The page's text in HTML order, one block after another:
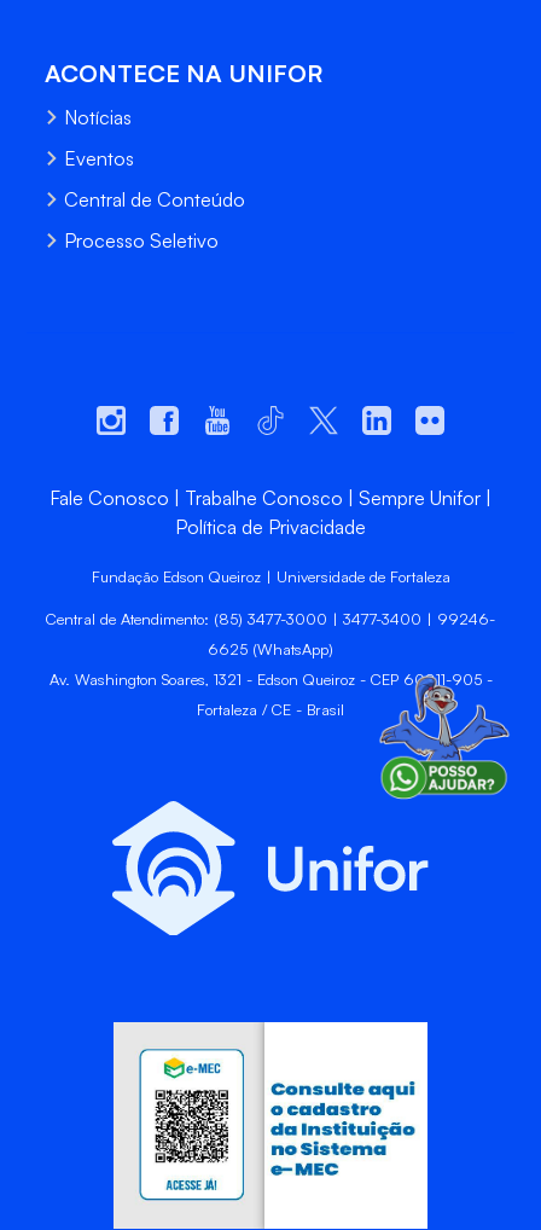
ACONTECE NA UNIFOR
Notícias
Eventos
Central de Conteúdo
Processo Seletivo
Fale Conosco Trabalhe Conosco
Sempre Unifor
Política de Privacidade
Fundação Edson Queiroz | Universidade de Fortaleza
Central de Atendimento: (85) 3477-3000 | 3477-3400 | 99246-
6625 (WhatsApp)
Av. Washington Soares, 1321 - Edson Queiroz - CEP 60811-905 -
Fortaleza / CE - Brasil